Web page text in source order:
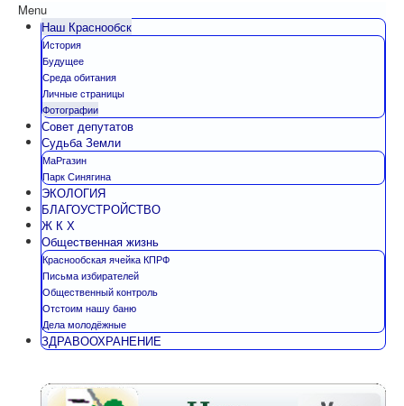
Menu
Наш Краснообск
История
Будущее
Среда обитания
Личные страницы
Фотографии
Совет депутатов
Судьба Земли
МаРгазин
Парк Синягина
ЭКОЛОГИЯ
БЛАГОУСТРОЙСТВО
Ж К Х
Общественная жизнь
Краснообская ячейка КПРФ
Письма избирателей
Общественный контроль
Отстоим нашу баню
Дела молодёжные
ЗДРАВООХРАНЕНИЕ